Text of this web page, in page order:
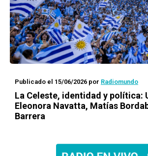
Publicado el 15/06/2026 por Radiomundo
La Celeste, identidad y política:
Eleonora Navatta, Matías
Barrera